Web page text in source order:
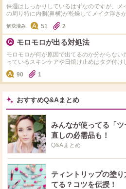
保湿はしっかりしているはずなのですが、メ
の周り特に内側(鼻横)が乾燥してメイク浮き
メイク崩れ時の対処法と、おすすめのスキン
アイクリームは使用してません。 日頃使っ
解決済み 51 2
モロモロが出る対処法
モロモロが何が原因で出てるのか分からない
っているスキンケアや日焼け止めはタグ付けします！ 下地2個、
タグ付けしてますが、重ねてる訳ではないで
す。90 1
おすすめQ&Aまとめ
みんなが使ってる「
直しの必需品も！
Q&Aまとめ
ティントリップの塗
てる？コツを伝授！